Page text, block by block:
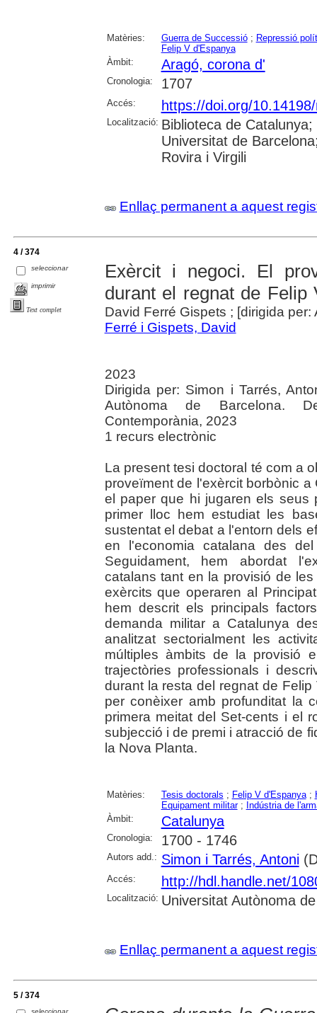
Matèries: Guerra de Successió; Repressió
Felip V d'Espanya
Àmbit:
Aragó, corona d'
Cronologia: 1707
Accés: https://doi.org/
Localització: Biblioteca de
Universitat de
Rovira i Virgili
Enllaç permanent a aquest
4 / 374
seleccionar
imprimir
Text complet
Exèrcit i negoci. El
durant el regnat de Felip
David Ferré Gispets ; [dirigida per:
Ferré i Gispets, David
2023
Dirigida per: Simon i Tarrés,
Autònoma de Barcelona.
Contemporània, 2023
1 recurs electrònic
La present tesi doctoral té com a
proveïment de l'exèrcit borbònic
el paper que hi jugaren els seus
primer lloc hem estudiat les
sustentat el debat a l'entorn dels
en l'economia catalana des
Seguidament, hem abordat
catalans tant en la provisió de
exèrcits que operaren al
hem descrit els principals
demanda militar a Catalunya
analitzat sectorialment les
múltiples àmbits de la provisió
trajectòries professionals i
durant la resta del regnat de
per conèixer amb profunditat la
primera meitat del Set-cents i el
subjecció i de premi i atracció de
la Nova Planta.
Matèries: Tesis doctorals ; Felip V d'Espanya;
Equipament militar; Indústria de
Àmbit:
Catalunya
Cronologia: 1700 - 1746
Autors add.: Simon i Tarrés, Antoni
Accés: http://hdl.handle.net/
Localització: Universitat Autònoma
Enllaç permanent a aquest
5 / 374
seleccionar